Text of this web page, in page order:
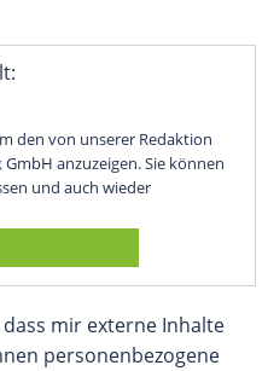
den von unserer Redaktion
anzuzeigen. Sie können
und auch wieder
mir externe Inhalte
personenbezogene